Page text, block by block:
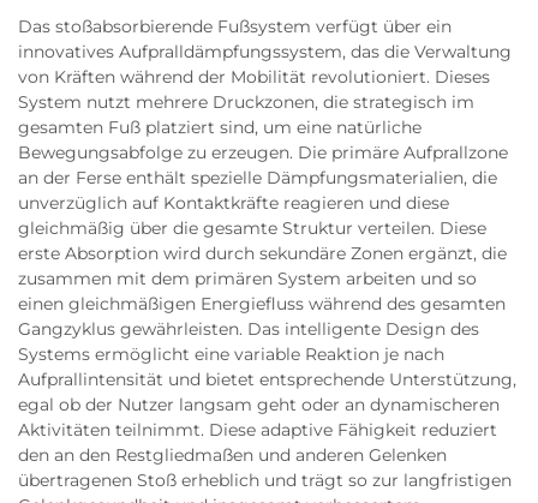
Das stoßabsorbierende Fußsystem verfügt über ein
innovatives Aufpralldämpfungssystem, das die Verwaltung
von Kräften während der Mobilität revolutioniert. Dieses
System nutzt mehrere Druckzonen, die strategisch im
gesamten Fuß platziert sind, um eine natürliche
Bewegungsabfolge zu erzeugen. Die primäre Aufprallzone
an der Ferse enthält spezielle Dämpfungsmaterialien, die
unverzüglich auf Kontaktkräfte reagieren und diese
gleichmäßig über die gesamte Struktur verteilen. Diese
erste Absorption wird durch sekundäre Zonen ergänzt, die
zusammen mit dem primären System arbeiten und so
einen gleichmäßigen Energiefluss während des gesamten
Gangzyklus gewährleisten. Das intelligente Design des
Systems ermöglicht eine variable Reaktion je nach
Aufprallintensität und bietet entsprechende Unterstützung,
egal ob der Nutzer langsam geht oder an dynamischeren
Aktivitäten teilnimmt. Diese adaptive Fähigkeit reduziert
den an den Restgliedmaßen und anderen Gelenken
übertragenen Stoß erheblich und trägt so zur langfristigen